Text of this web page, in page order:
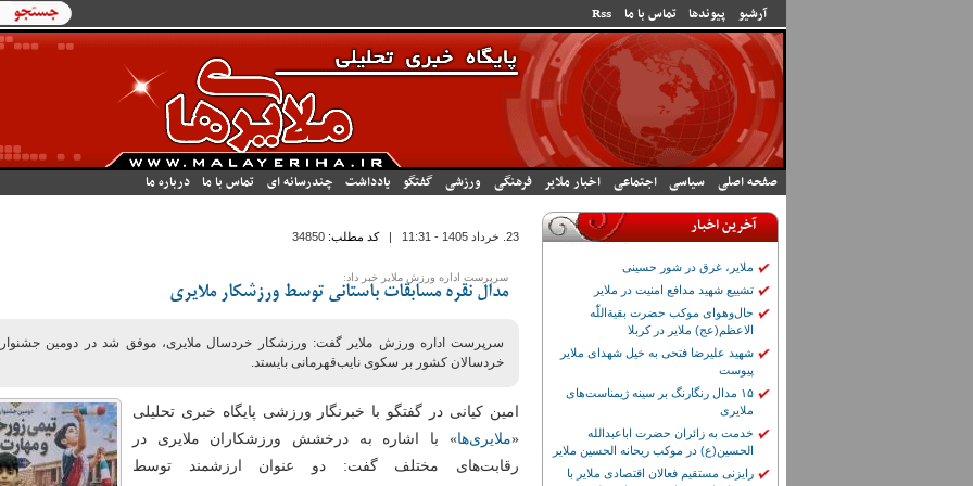
آرشیو پیوندها تماس با ما Rss فرم
جستجو
صفحه اصلی سیاسی اجتماعی اخبار ملایر فرهنگی ورزشی گفتگو یادداشت چندرسانه ای تماس با ما درباره ما
23. خرداد 1405 - 11:31 |کد مطلب:34850
سرپرست اداره ورزش ملایر خبر داد:
مدال نقره مسابقات باستانی توسط ورزشکار ملایری
سرپرست اداره ورزش ملایر گفت: ورزشکار خردسال ملایری، موفق شد در دومین
خردسالان کشور بر سکوی نایب‌قهرمانی بایستد.
امین کیانی در گفتگو با خبرنگار ورزشی پایگاه خبری تحلیلی
«ملایری‌ها» با اشاره به درخشش ورزشکاران ملایری در
رقابت‌های مختلف گفت: دو عنوان ارزشمند توسط
آخرین اخبار
ملایر، غرق در شور حسینی
تشییع شهید مدافع امنیت در ملایر
حال‌وهوای موکب حضرت بقیة‌اللّٰه
الاعظم(عج) ملایر در کربلا
شهید علیرضا فتحی به خیل شهدای ملایر
پیوست
۱۵ مدال رنگارنگ بر سینه ژیمناست‌های
ملایری
خدمت به زائران حضرت اباعبدالله
الحسین(ع) در موکب ریحانه الحسین ملایر
رایزنی مستقیم فعالان اقتصادی ملایر با